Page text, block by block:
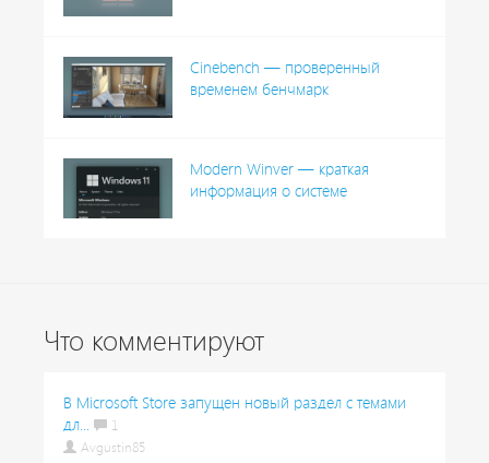
Cinebench — проверенный
временем бенчмарк
Modern Winver — краткая
информация о системе
Что комментируют
В Microsoft Store запущен новый раздел с темами
дл...
1
Avgustin85